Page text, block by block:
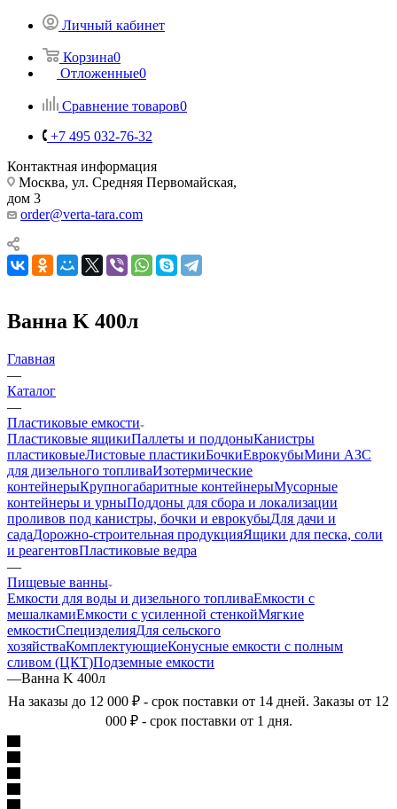
Личный кабинет
Корзина0
Отложенные0
Сравнение товаров0
+7 495 032-76-32
Контактная информация
Москва, ул. Средняя Первомайская,
дом 3
order@verta-tara.com
Ванна K 400л
Главная
—
Каталог
—
Пластиковые емкости
Пластиковые ящикиПаллеты и поддоныКанистры
пластиковыеЛистовые пластикиБочкиЕврокубыМини АЗС
для дизельного топливаИзотермические
контейнерыКрупногабаритные контейнерыМусорные
контейнеры и урныПоддоны для сбора и локализации
проливов под канистры, бочки и еврокубыДля дачи и
садаДорожно-строительная продукцияЯщики для песка, соли
и реагентовПластиковые ведра
—
Пищевые ванны
Емкости для воды и дизельного топливаЕмкости с
мешалкамиЕмкости с усиленной стенкойМягкие
емкостиСпецизделияДля сельского
хозяйстваКомплектующиеКонусные емкости с полным
сливом (ЦКТ)Подземные емкости
—Ванна K 400л
На заказы до 12 000 ₽ - срок поставки от 14 дней. Заказы от 12
000 ₽ - срок поставки от 1 дня.